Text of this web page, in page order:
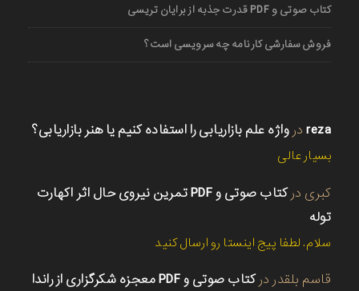
کتاب صوتی و PDF قدرت جذبه از برایان تریسی
فروش سفارشی کارنامه چه سرویسی است؟
reza در واژه علم بازاریابی را استفاده کنیم یا هنر بازاریابی؟
بسیار عالی
کبری در
کتاب صوتی و PDF تمرین نیروی حال اثر اکهارت
توله
سلام. لطفا پیج اینستا رو ارسال کنید
قاسم بلقدر در
کتاب صوتی و PDF معجزه شکرگزاری از راندا